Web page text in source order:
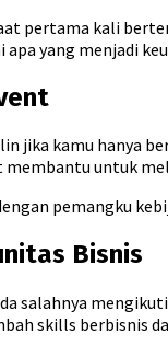
pertama kali
yang menjadi
jika kamu hanya
untuk
pemangku
Bisnis
salahnya
skills berbisnis